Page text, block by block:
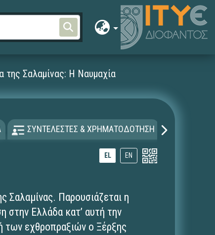
της Σαλαμίνας: Η Ναυμαχία
ΣΥΝΤΕΛΕΣΤΕΣ & ΧΡΗΜΑΤΟΔΟΤΗΣΗ
EL EN
Σαλαμίνας. Παρουσιάζεται η
στην Ελλάδα κατ’ αυτή την
των εχθροπραξιών ο Ξέρξης